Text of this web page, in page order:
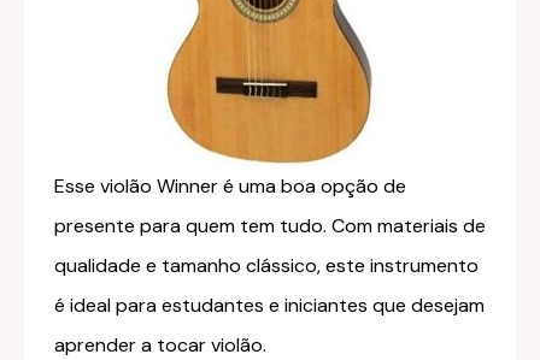
Esse violão Winner é uma boa opção de
presente para quem tem tudo. Com materiais de
qualidade e tamanho clássico, este instrumento
é ideal para estudantes e iniciantes que desejam
aprender a tocar violão.